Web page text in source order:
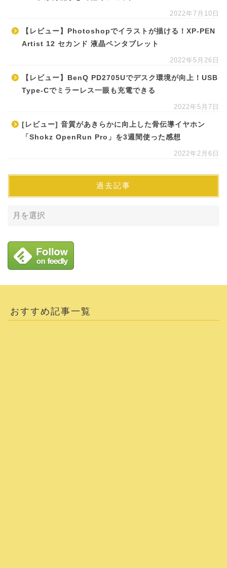
2022年7月10日
【レビュー】Photoshopでイラストが描ける！XP-PEN
Artist 12 セカンド 液晶ペンタブレット
2022年5月26日
【レビュー】BenQ PD2705Uでデスク環境が向上！USB
Type-Cでミラーレス一眼も充電できる
2022年5月7日
[レビュー] 音質があきらかに向上した骨伝導イヤホン
「Shokz OpenRun Pro」を3週間使った感想
2022年2月6日
過去記事
おすすめ記事一覧